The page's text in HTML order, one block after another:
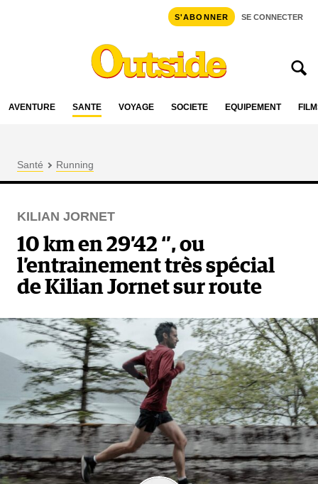
S'ABONNER SE CONNECTER
AVENTURE SANTÉ VOYAGE SOCIÉTÉ ÉQUIPEMENT
Santé Running
KILIAN JORNET
10 km en 29’42 ‘’, ou
l’entrainement très spécial
de Kilian Jornet sur route